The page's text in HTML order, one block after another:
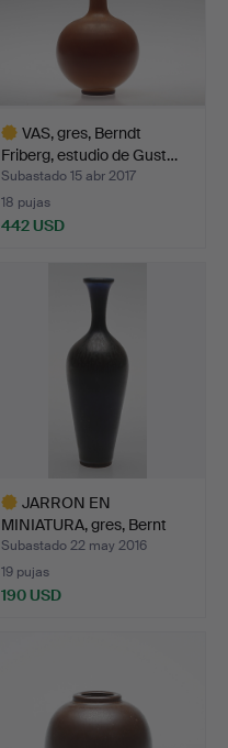
VAS, gres, Berndt
Friberg, estudio de Gust…
Subastado 15 abr 2017
18 pujas
442 USD
JARRON EN
MINIATURA, gres, Bernt
Friberg, …
Subastado 22 may 2016
19 pujas
190 USD